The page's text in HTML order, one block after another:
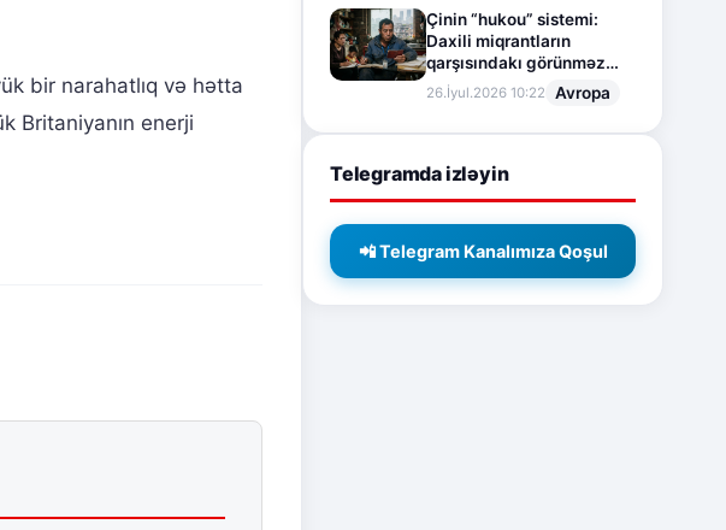
bir narahatlıq və hətta
Britaniyanın enerji
Çinin “hukou” sistemi:
Daxili miqrantların
qarşısındakı görünməz
sədd
26.İyul.2026 10:22 Avropa
Telegramda izləyin
📲 Telegram Kanalımıza Qoşul